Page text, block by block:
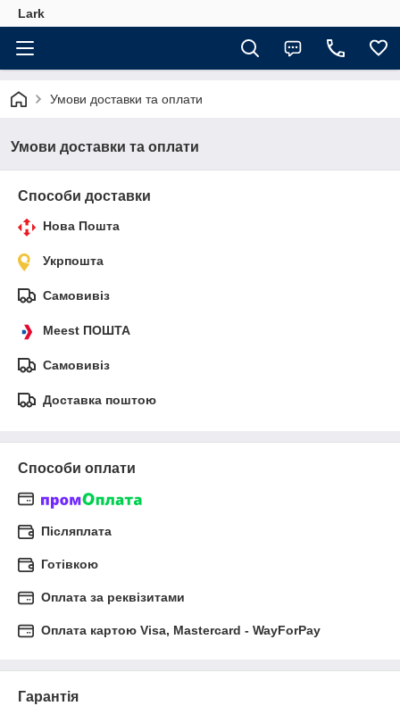
Lark
Умови доставки та оплати
Умови доставки та оплати
Способи доставки
Нова Пошта
Укрпошта
Самовивіз
Meest ПОШТА
Самовивіз
Доставка поштою
Способи оплати
Післяплата
Готівкою
Оплата за реквізитами
Оплата картою Visa, Mastercard - WayForPay
Гарантія